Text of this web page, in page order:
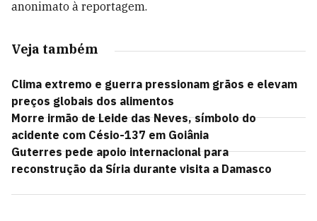
anonimato à reportagem.
Veja também
Clima extremo e guerra pressionam grãos e elevam
preços globais dos alimentos
Morre irmão de Leide das Neves, símbolo do
acidente com Césio-137 em Goiânia
Guterres pede apoio internacional para
reconstrução da Síria durante visita a Damasco